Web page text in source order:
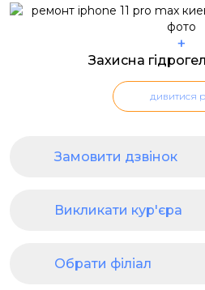
+
Захисна
дивитися
Замовити дзвінок
Викликати кур'єра
Обрати філіал